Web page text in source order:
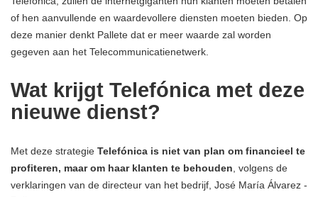
of hen aanvullende en waardevollere diensten moeten bieden. Op
deze manier denkt Pallete dat er meer waarde zal worden
gegeven aan het Telecommunicatienetwerk.
Wat krijgt Telefónica met deze
nieuwe dienst?
Met deze strategie Telefónica is niet van plan om financieel te
profiteren, maar om haar klanten te behouden, volgens de
verklaringen van de directeur van het bedrijf, José María Álvarez -